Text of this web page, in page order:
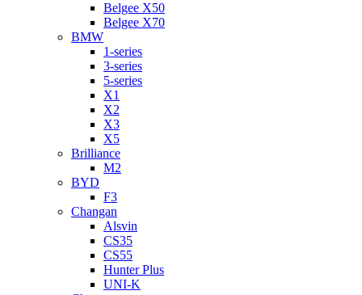
Belgee X50
Belgee X70
BMW
1-series
3-series
5-series
X1
X2
X3
X5
Brilliance
M2
BYD
F3
Changan
Alsvin
CS35
CS55
Hunter Plus
UNI-K